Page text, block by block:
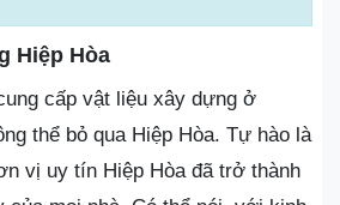
Hiệp Hòa
cấp vật liệu xây dựng ở
thể bỏ qua Hiệp Hòa. Tự hào là
vị uy tín Hiệp Hòa đã trở thành